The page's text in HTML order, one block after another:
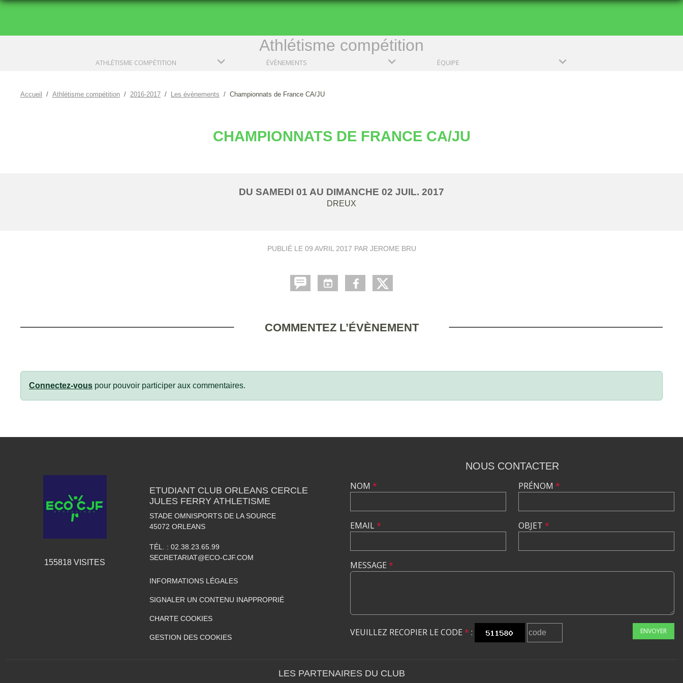
Athlétisme compétition
ATHLÉTISME COMPÉTITION ÉVÈNEMENTS ÉQUIPE
Accueil Athlétisme compétition 2016-2017 Les évènements Championnats de France CA/JU
CHAMPIONNATS DE FRANCE CA/JU
DU SAMEDI 01 AU DIMANCHE 02 JUIL. 2017
DREUX
PUBLIÉ LE 09 AVRIL 2017 PAR JEROME BRU
COMMENTEZ L’ÉVÈNEMENT
Connectez-vous pour pouvoir participer aux commentaires.
155818 VISITES
ETUDIANT CLUB ORLEANS CERCLE
JULES FERRY ATHLETISME
STADE OMNISPORTS DE LA SOURCE
45072 ORLEANS
TÉL. : 02.38.23.65.99
SECRETARIAT@ECO-CJF.COM
INFORMATIONS LÉGALES
SIGNALER UN CONTENU INAPPROPRIÉ
CHARTE COOKIES
GESTION DES COOKIES
NOUS CONTACTER
NOM *
EMAIL*
PRÉNOM *
OBJET *
MESSAGE *
VEUILLEZ RECOPIER LE CODE * : ENVOYER
LES PARTENAIRES DU CLUB